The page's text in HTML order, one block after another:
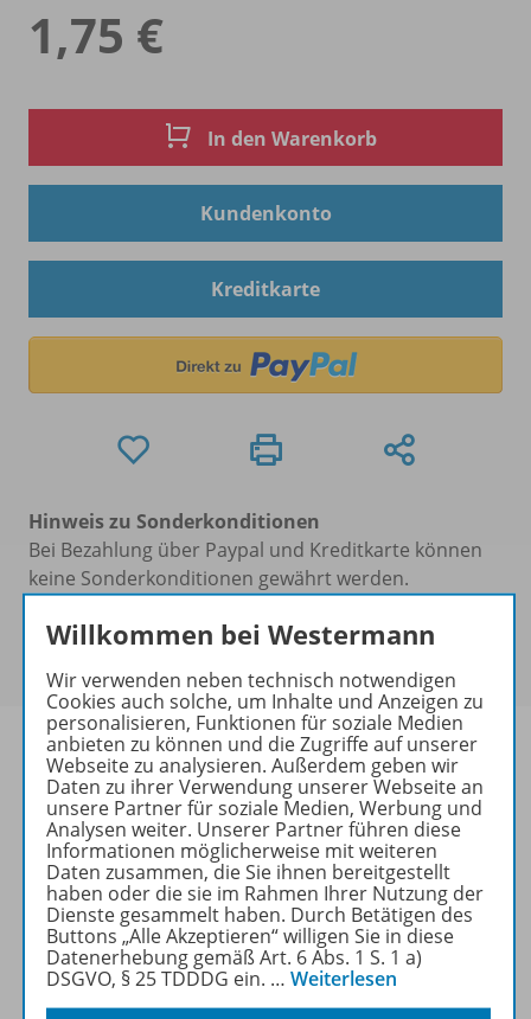
1,75 €
In den Warenkorb
Kundenkonto
Kreditkarte
Hinweis zu Sonderkonditionen
Bei Bezahlung über Paypal und Kreditkarte können
keine Sonderkonditionen gewährt werden.
Um den für Sie gültigen Preis zu sehen,melden Sie
Informationen
Weitere Inhalte der Ausgabe
Ergänzende Materialien
Willkommen bei Westermann
Wir verwenden neben technisch notwendigen
Cookies auch solche, um Inhalte und Anzeigen zu
personalisieren, Funktionen für soziale Medien
anbieten zu können und die Zugriffe auf unserer
Webseite zu analysieren. Außerdem geben wir
Daten zu ihrer Verwendung unserer Webseite an
unsere Partner für soziale Medien, Werbung und
Analysen weiter. Unserer Partner führen diese
Informationen möglicherweise mit weiteren
Daten zusammen, die Sie ihnen bereitgestellt
haben oder die sie im Rahmen Ihrer Nutzung der
Dienste gesammelt haben. Durch Betätigen des
Buttons „Alle Akzeptieren“ willigen Sie in diese
Datenerhebung gemäß Art. 6 Abs. 1 S. 1 a)
DSGVO, § 25 TDDDG ein. … Weiterlesen